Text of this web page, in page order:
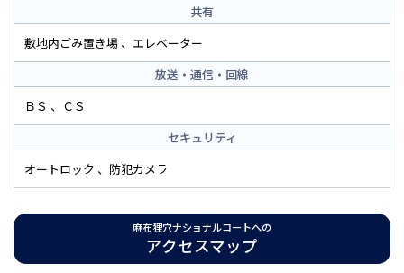
共有
敷地内ごみ置き場
エレベーター
放送・通信・回線
ＢＳ
ＣＳ
セキュリティ
オートロック
防犯カメラ
麻布狸穴ナショナルコートへの
アクセスマップ